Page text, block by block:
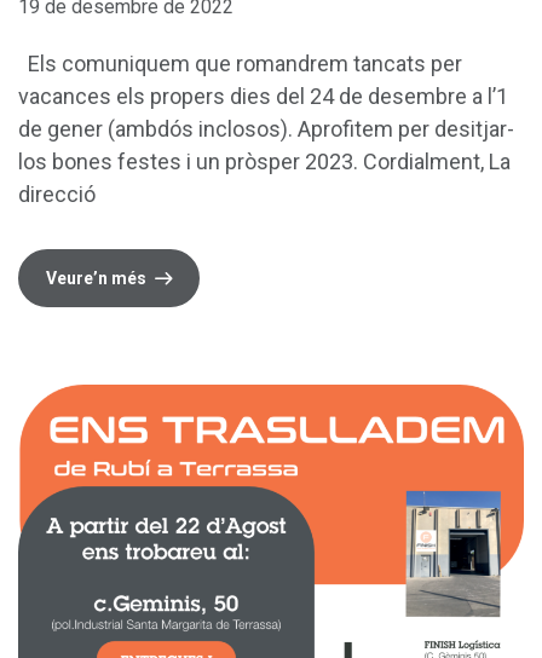
19 de desembre de 2022
Els comuniquem que romandrem tancats per
vacances els propers dies del 24 de desembre a l’1
de gener (ambdós inclosos). Aprofitem per desitjar-
los bones festes i un pròsper 2023. Cordialment, La
direcció
Veure’n més